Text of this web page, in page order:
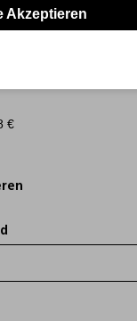
Umschlag aus
Zusätzlich steht
zur
Preis enthalten,
€
Akzeptieren